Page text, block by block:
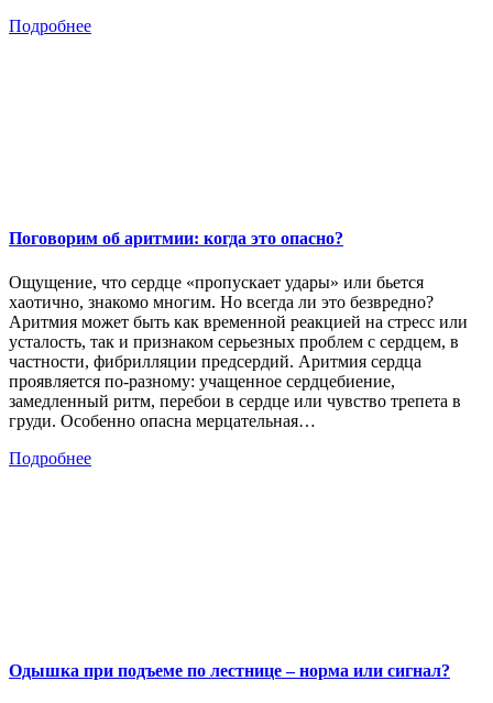
Подробнее
Поговорим об аритмии: когда это опасно?
Ощущение, что сердце «пропускает удары» или бьется
хаотично, знакомо многим. Но всегда ли это безвредно?
Аритмия может быть как временной реакцией на стресс или
усталость, так и признаком серьезных проблем с сердцем, в
частности, фибрилляции предсердий. Аритмия сердца
проявляется по-разному: учащенное сердцебиение,
замедленный ритм, перебои в сердце или чувство трепета в
груди. Особенно опасна мерцательная…
Подробнее
Одышка при подъеме по лестнице – норма или сигнал?